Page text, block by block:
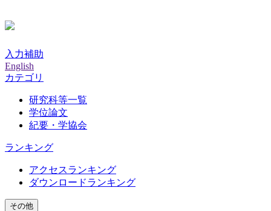
入力補助
English
カテゴリ
研究科等一覧
学位論文
紀要・学協会
ランキング
アクセスランキング
ダウンロードランキング
その他